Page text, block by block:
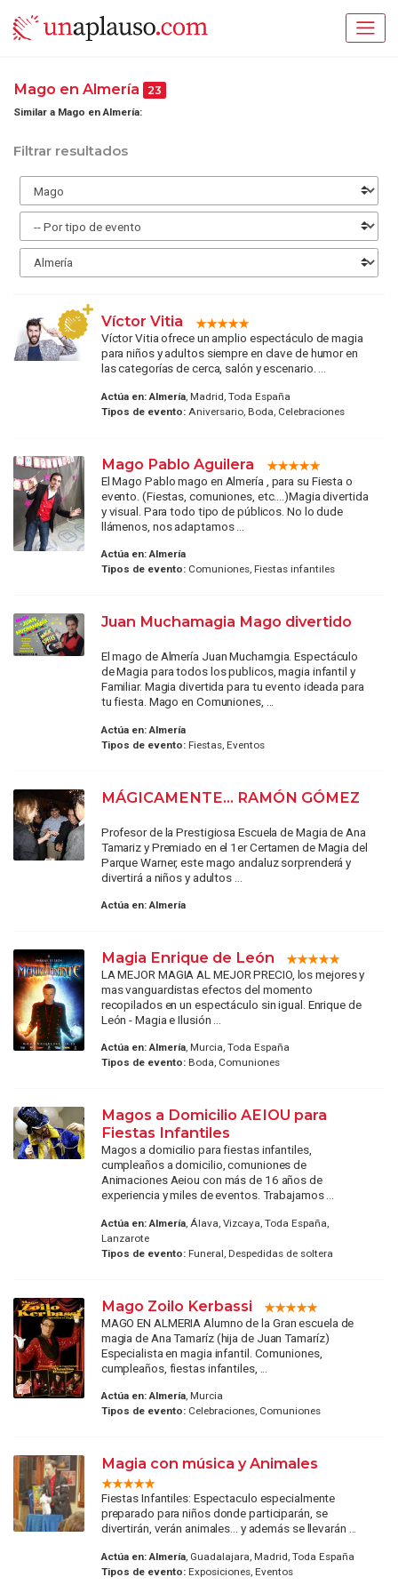
Mago en Almería 23
Similar a Mago en Almería:
Filtrar resultados
Víctor Vitia
Víctor Vitia ofrece un amplio espectáculo de magia
para niños y adultos siempre en clave de humor en
las categorías de cerca, salón y escenario. ...
Actúa en: Almería, Madrid, Toda España
Tipos de evento:Aniversario, Boda, Celebraciones
Mago Pablo Aguilera
El Mago Pablo mago en Almería , para su Fiesta o
evento. (Fiestas, comuniones, etc....)Magia divertida
y visual. Para todo tipo de públicos. No lo dude
llámenos, nos adaptamos ...
Actúa en: Almería
Tipos de evento:Comuniones, Fiestas infantiles
Juan Muchamagia Mago divertido
El mago de Almería Juan Muchamgia. Espectáculo
de Magia para todos los publicos, magia infantil y
Familiar. Magia divertida para tu evento ideada para
tu fiesta. Mago en Comuniones, ...
Actúa en: Almería
Tipos de evento:Fiestas, Eventos
MÁGICAMENTE... RAMÓN GÓMEZ
Profesor de la Prestigiosa Escuela de Magia de Ana
Tamariz y Premiado en el 1er Certamen de Magia del
Parque Warner, este mago andaluz sorprenderá y
divertirá a niños y adultos ...
Actúa en: Almería
Magia Enrique de León
LA MEJOR MAGIA AL MEJOR PRECIO, los mejores y
mas vanguardistas efectos del momento
recopilados en un espectáculo sin igual. Enrique de
León - Magia e Ilusión ...
Actúa en: Almería, Murcia, Toda España
Tipos de evento:Boda, Comuniones
Magos a Domicilio AEIOU para
Fiestas Infantiles
Magos a domicilio para fiestas infantiles,
cumpleaños a domicilio, comuniones de
Animaciones Aeiou con más de 16 años de
experiencia y miles de eventos. Trabajamos ...
Actúa en: Almería, Álava, Vizcaya, Toda España,
Lanzarote
Tipos de evento:Funeral, Despedidas de soltera
Mago Zoilo Kerbassi
MAGO EN ALMERIA Alumno de la Gran escuela de
magia de Ana Tamaríz (hija de Juan Tamaríz)
Especialista en magia infantil. Comuniones,
cumpleaños, fiestas infantiles, ...
Actúa en: Almería, Murcia
Tipos de evento:Celebraciones, Comuniones
Magia con música y Animales
Fiestas Infantiles: Espectaculo especialmente
preparado para niños donde participarán, se
divertirán, verán animales... y además se llevarán ...
Actúa en: Almería, Guadalajara, Madrid, Toda España
Tipos de evento:Exposiciones, Eventos